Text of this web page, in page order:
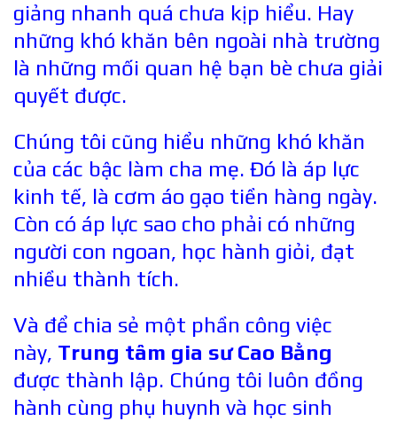
giảng nhanh quá chưa kịp hiểu. Hay
những khó khăn bên ngoài nhà trường
là những mối quan hệ bạn bè chưa giải
quyết được.
Chúng tôi cũng hiểu những khó khăn
của các bậc làm cha mẹ. Đó là áp lực
kinh tế, là cơm áo gạo tiền hàng ngày.
Còn có áp lực sao cho phải có những
người con ngoan, học hành giỏi, đạt
nhiều thành tích.
Và để chia sẻ một phần công việc
này, Trung tâm gia sư Cao Bằng
được thành lập. Chúng tôi luôn đồng
hành cùng phụ huynh và học sinh